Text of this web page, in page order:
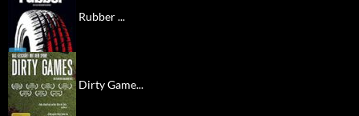
Rubber ...
Dirty Game...